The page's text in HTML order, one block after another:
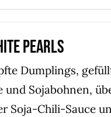
PEARLS
Dumplings,
und Sojabohnen,
Soja-Chili-Sauce